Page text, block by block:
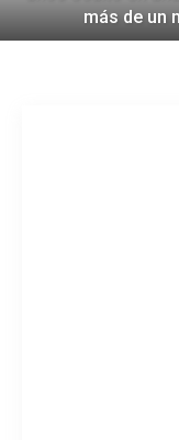
más de un